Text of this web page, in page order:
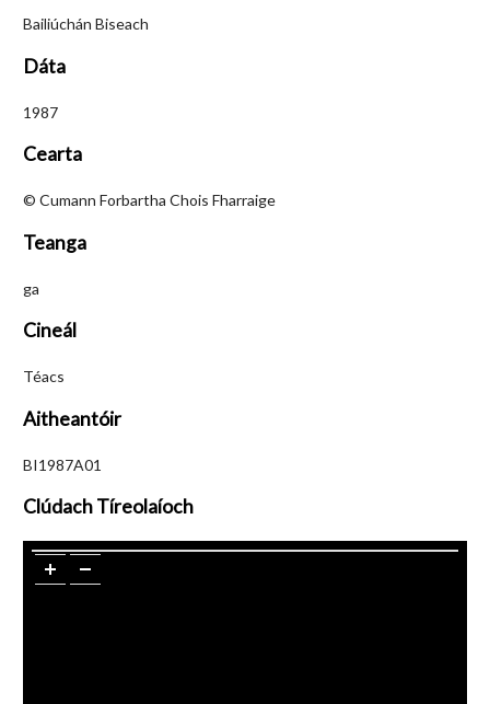
Bailiúchán Biseach
Dáta
1987
Cearta
© Cumann Forbartha Chois Fharraige
Teanga
ga
Cineál
Téacs
Aitheantóir
BI1987A01
Clúdach Tíreolaíoch